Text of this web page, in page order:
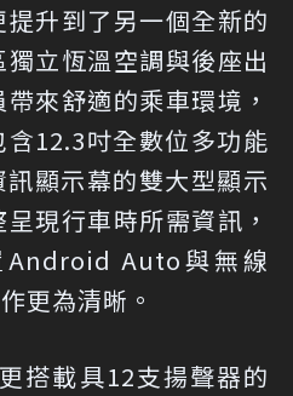
升到了另一個全新的
立恆溫空調與後座出
來舒適的乘車環境，
12.3吋全數位多功能
顯示幕的雙大型顯示
現行車時所需資訊，
Auto與無線
更為清晰。
搭載具12支揚聲器的